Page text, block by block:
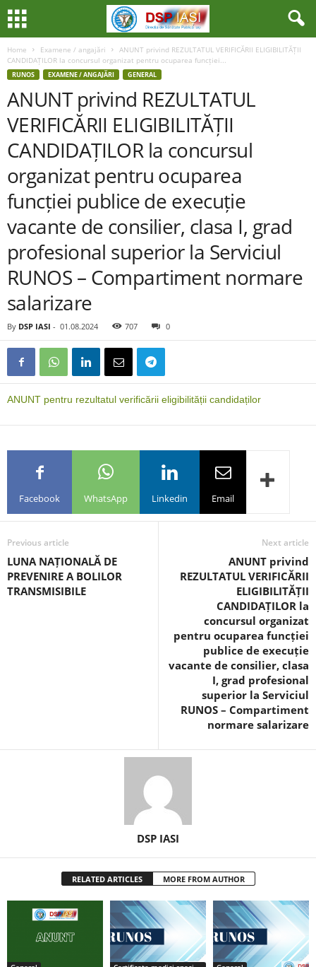
Home Examene / angajări
ANUNT privind REZULTATUL VERIFICĂRII ELIGIBILITĂȚII
CANDIDAȚILOR la concursul organizat pentru ocuparea funcției...
RUNOS EXAMENE / ANGAJĂRI GENERAL
ANUNT privind REZULTATUL
VERIFICĂRII ELIGIBILITĂȚII
CANDIDAȚILOR la concursul
organizat pentru ocuparea
funcției publice de execuție
vacante de consilier, clasa I, grad
profesional superior la Serviciul
RUNOS – Compartiment normare
salarizare
By DSP IASI - 01.08.2024 707 0
ANUNT pentru rezultatul verificării eligibilității candidaților
Facebook WhatsApp Linkedin Email
Previous article
LUNA NAȚIONALĂ DE
PREVENIRE A BOLILOR
TRANSMISIBILE
Next article
ANUNT privind
REZULTATUL VERIFICĂRII
ELIGIBILITĂȚII
CANDIDAȚILOR la
concursul organizat
pentru ocuparea funcției
publice de execuție
vacante de consilier, clasa
I, grad profesional
superior la Serviciul
RUNOS – Compartiment
normare salarizare
DSP IASI
RELATED ARTICLES MORE FROM AUTHOR